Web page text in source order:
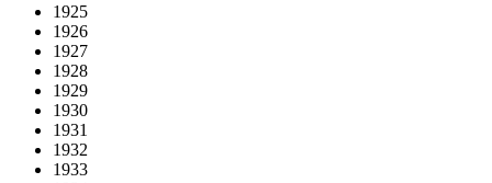
1925
1926
1927
1928
1929
1930
1931
1932
1933